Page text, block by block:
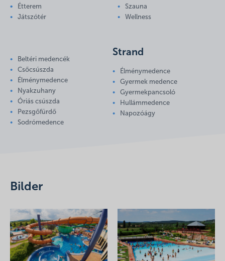
Étterem
Játszótér
Szauna
Wellness
Beltéri medencék
Csőcsúszda
Élménymedence
Nyakzuhany
Óriás csúszda
Pezsgőfürdő
Sodrómedence
Strand
Élménymedence
Gyermek medence
Gyermekpancsoló
Hullámmedence
Napozóágy
Bilder